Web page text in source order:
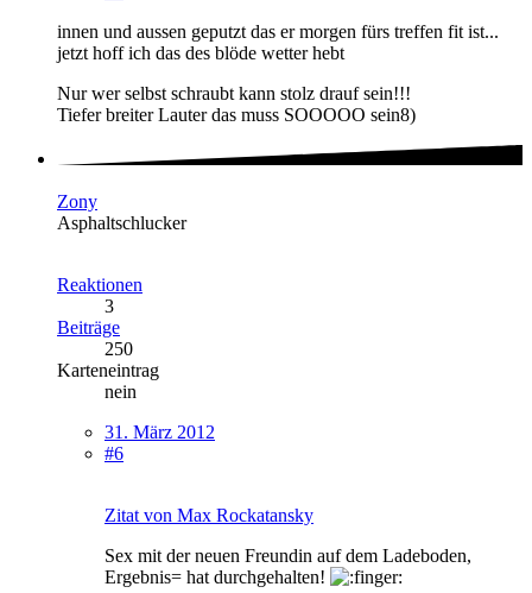
innen und aussen geputzt das er morgen fürs treffen fit ist...
jetzt hoff ich das des blöde wetter hebt
Nur wer selbst schraubt kann stolz drauf sein!!!
Tiefer breiter Lauter das muss SOOOOO sein8)
Zony
Asphaltschlucker
Reaktionen
3
Beiträge
250
Karteneintrag
nein
31. März 2012
#6
Zitat von Max Rockatansky
Sex mit der neuen Freundin auf dem Ladeboden,
Ergebnis= hat durchgehalten!